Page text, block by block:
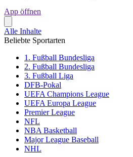
App öffnen
Alle Inhalte
Beliebte Sportarten
1. Fußball Bundesliga
2. Fußball Bundesliga
3. Fußball Liga
DFB-Pokal
UEFA Champions League
UEFA Europa League
Premier League
NFL
NBA Basketball
Major League Baseball
NHL